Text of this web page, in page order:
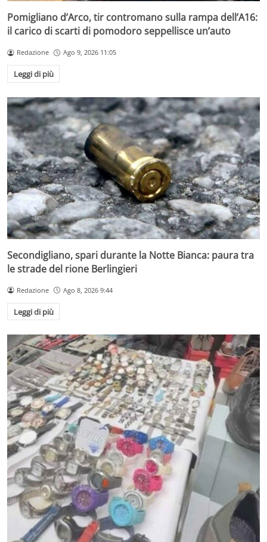
Pomigliano d’Arco, tir contromano sulla rampa dell’A16:
il carico di scarti di pomodoro seppellisce un’auto
Redazione Ago 9, 2026 11:05
Leggi di più
Secondigliano, spari durante la Notte Bianca: paura tra
le strade del rione Berlingieri
Redazione Ago 8, 2026 9:44
Leggi di più